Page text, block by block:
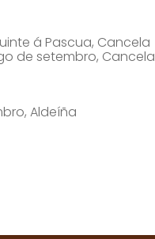
á Pascua, Cancela
de setembro, Cancela
Aldeíña